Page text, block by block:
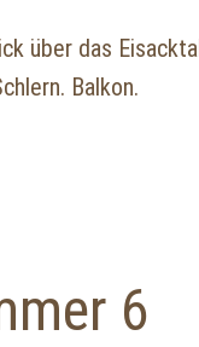
über das Eisacktal
Balkon.
6